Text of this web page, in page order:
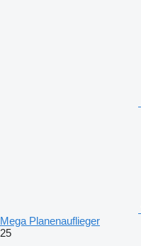
Mega Planenauflieger
25